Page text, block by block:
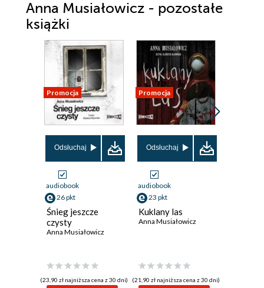
Anna Musiałowicz - pozostałe
książki
Promocja
Odsłuchaj
audiobook
26 pkt
Śnieg jeszcze
czysty
Anna Musiałowicz
(23,90 zł najniższa cena z 30 dni)
Promocja
Odsłuchaj
audiobook
23 pkt
Kuklany las
Anna Musiałowicz
(21,90 zł najniższa cena z 30 dni)